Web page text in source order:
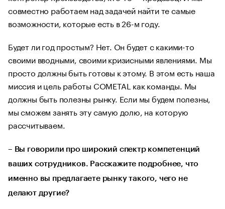
совместно работаем над задачей найти те самые
возможности, которые есть в 26-м году.
Будет ли год простым? Нет. Он будет с какими-то
своими вводными, своими кризисными явлениями. Мы
просто должны быть готовы к этому. В этом есть наша
миссия и цель работы COMETAL как команды. Мы
должны быть полезны рынку. Если мы будем полезны,
мы сможем занять эту самую долю, на которую
рассчитываем.
– Вы говорили про широкий спектр компетенций
ваших сотрудников. Расскажите подробнее, что
именно вы предлагаете рынку такого, чего не
делают другие?